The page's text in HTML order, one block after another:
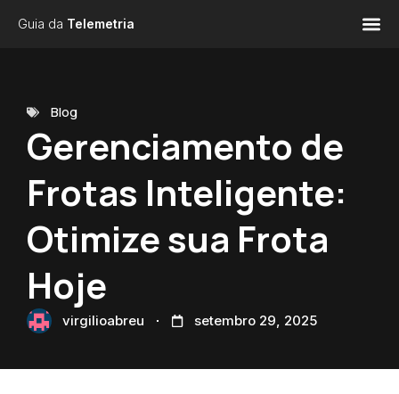
Guia da Telemetria
Blog
Gerenciamento de
Frotas Inteligente:
Otimize sua Frota
Hoje
virgilioabreu setembro 29, 2025